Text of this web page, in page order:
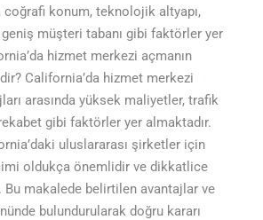
coğrafi konum, teknolojik altyapı,
müşteri tabanı gibi faktörler yer
hizmet merkezi açmanın
California’da hizmet merkezi
arasında yüksek maliyetler, trafik
gibi faktörler yer almaktadır.
uluslararası şirketler için
oldukça önemlidir ve dikkatlice
makalede belirtilen avantajlar ve
bulundurularak doğru kararı